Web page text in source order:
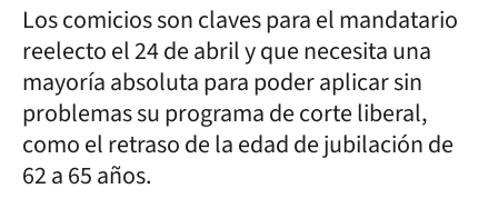
Los comicios son claves para el mandatario
reelecto el 24 de abril y que necesita una
mayoría absoluta para poder aplicar sin
problemas su programa de corte liberal,
como el retraso de la edad de jubilación de
62 a 65 años.